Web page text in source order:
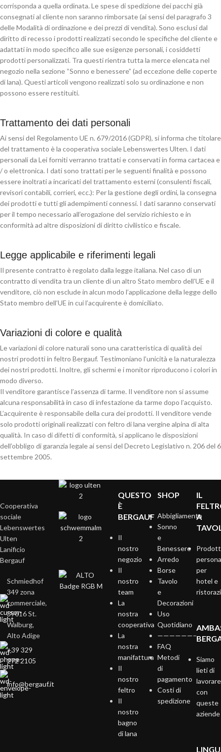
corrisponda a quella ordinata. Le spese di spedizione dei pacchi già
consegnati al cliente non saranno rimborsate (ai sensi del paragrafo 3
delle Modalità di ordinazione e dei prezzi di vendita). Sono esclusi dal
diritto di recesso i prodotti realizzati secondo le specifiche del cliente e
adattati in modo specifico alle sue esigenze personali, i cosiddetti
prodotti personalizzati. Tra questi rientra tutta la merce elencata nel
negozio nella sezione “Sonno e benessere” (ad eccezione delle coperte
di lana). Questi articoli vengono realizzati solo su ordinazione e non
possono essere restituiti.
Trattamento dei dati personali
Ai sensi del Regolamento UE n. 679/2016 (GDPR), si informa che titolare
del trattamento è la cooperativa sociale Lebenswertes Ulten. I dati
personali da Lei forniti verranno trattati e conservati in forma cartacea e
/ o elettronica. I dati sono trattati per le seguenti finalità e possono
essere inoltrati a incaricati del trattamento esterni (consulenti fiscali,
revisori contabili, corrieri, ecc.): Per la gestione degli ordini, la consegna
dei prodotti e tutti gli adempimenti connessi. I dati saranno conservati
per il tempo necessario all’erogazione del servizio richiesto e in
conformità ad altre disposizioni di diritto civilistico e fiscale.
Legge applicabile e riferimenti legali
Il presente contratto è regolato dalla legge italiana. Nel caso di un
contratto di vendita tra un cliente di un altro Stato membro dell’UE e il
venditore, ciò non esclude in alcun modo l’applicazione della legge dello
Stato membro dell’UE in cui l’acquirente è domiciliato.
Variazioni di colore e qualità
Le variazioni di colore naturali sono una caratteristica di qualità dei
nostri prodotti in feltro Bergauf. Testimoniano l’unicità e la naturalezza
dei nostri prodotti. Inoltre, gli schermi e i monitor riproducono i colori in
modo diverso.
Il venditore garantisce l’assenza di tarme. Il venditore non si assume
alcuna responsabilità in caso di infestazione da tarme dopo l’acquisto.
L’acquirente è responsabile della cura dei prodotti. Il venditore vende
solo prodotti originali realizzati con feltro di lana vergine alpina di alta
qualità. In caso di difetti di conformità, si applicano le disposizioni
dell’obbligo di garanzia legale ai sensi del Decreto Legislativo n. 206 del 6
settembre 2005.
Cooperativa
sociale
Lebenswertes
Ulten
Lanificio
Bergauf
Schmiedhof
349 zona
commerciale,
39016 St.
Walburg,
Alto Adige
+39 329
272 2105
info@bergauf.it
QUESTO
È
BERGAUF
Il
nostro
negozio
Il
nostro
team
La
nostra
cooperativa
La
nostra
manifattura
Il
nostro
feltro
Il
nostro
bagno
di lana
SHOP
Abbigliamento
Sonno
e
Benessere
Arredo
Borse
Tavolo
e
Decorazioni
Uso
Quotidiano
——————–
FAQ
Metodi
di
pagamento
Costi di
spedizione
IL
A
per
hotel e
Siamo
lieti di
lavorare
con
queste
aziende